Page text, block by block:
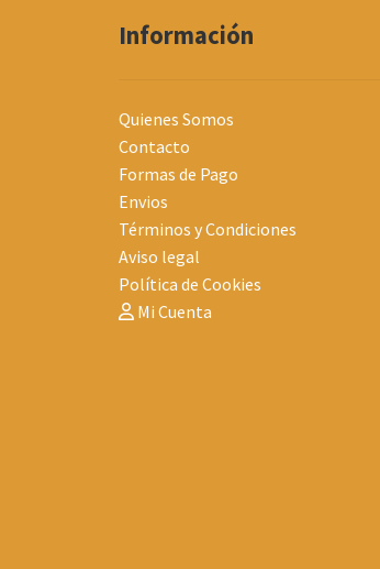
Información
Quienes Somos
Contacto
Formas de Pago
Envios
Términos y Condiciones
Aviso legal
Política de Cookies
Mi Cuenta